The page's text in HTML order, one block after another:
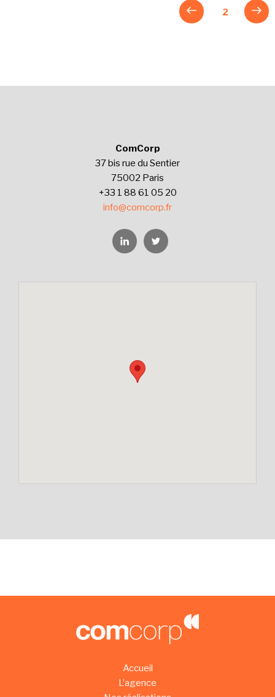
Page
précédente
Page
2
ComCorp
37 bis rue du Sentier
75002 Paris
+33 1 88 61 05 20
info@comcorp.fr
LinkedinTwitter
Accueil
L’agence